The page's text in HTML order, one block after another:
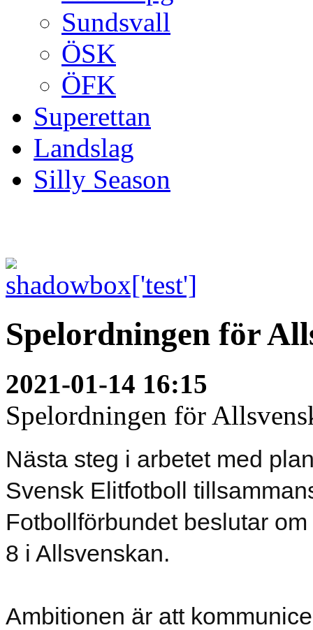
Sundsvall
ÖSK
ÖFK
Superettan
Landslag
Silly Season
Spelordningen för
2021-01-14 16:15
Spelordningen för
Nästa steg i arbetet med
Svensk Elitfotboll
Fotbollförbundet beslutar
8 i Allsvenskan.
Ambitionen är att